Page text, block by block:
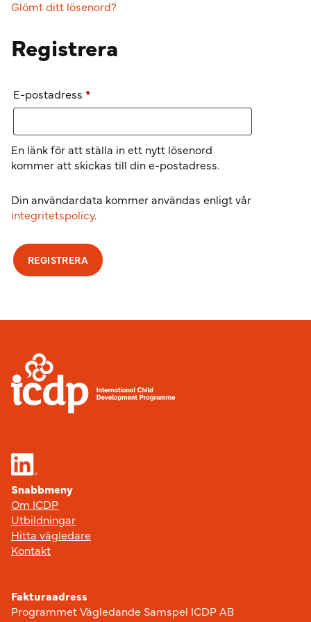
Glömt ditt lösenord?
Registrera
E-postadress *Obligatoriskt
En länk för att ställa in ett nytt lösenord
kommer att skickas till din e-postadress.
Din användardata kommer användas enligt vår
integritetspolicy.
REGISTRERA
Sidfot
Snabbmeny
Om ICDP
Utbildningar
Hitta vägledare
Kontakt
Fakturaadress
Programmet Vägledande Samspel ICDP AB